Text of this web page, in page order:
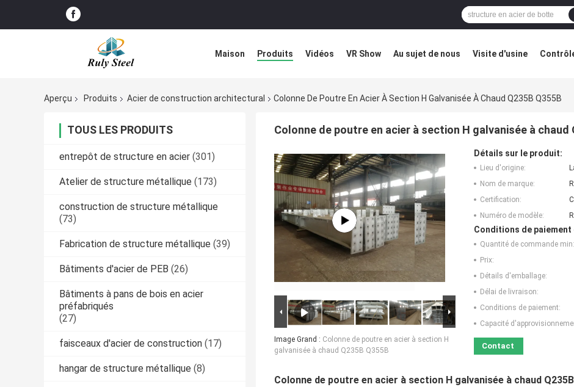
Maison Produits Vidéos VR Show Au sujet de nous Visite d'usine
Aperçu
Produits Acier de construction architectural Colonne De Poutre En Acier À Section H Galvanisée À Chaud Q235B Q355B
TOUS LES PRODUITS
entrepôt de structure en acier (301)
Atelier de structure métallique (173)
construction de structure métallique
(73)
Fabrication de structure métallique (39)
Bâtiments d'acier de PEB (26)
Bâtiments à pans de bois en acier
préfabriqués
(27)
faisceaux d'acier de construction (17)
hangar de structure métallique (8)
Colonne de poutre en acier à section H galvanisée à chaud
Image Grand : Colonne de poutre en acier à section H
galvanisée à chaud Q235B Q355B
Détails sur le produit:
Lieu d'origine:
Nom de marque:
Certification:
Numéro de modèle:
Conditions de
Quantité de commande min:
Prix:
Détails d'emballage:
Délai de livraison:
Conditions de paiement:
Capacité
Contact
Colonne de poutre en acier à section H galvanisée à chaud